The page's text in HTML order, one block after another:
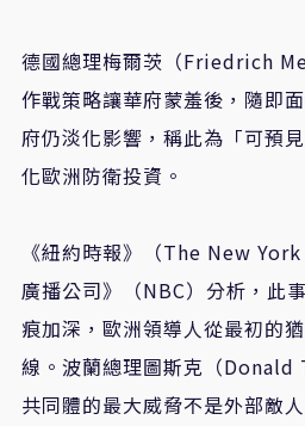
德國總理梅爾茨（Friedrich
作戰策略讓華府蒙羞後，隨即
府仍淡化影響，稱此為「可預
化歐洲防衛投資。
《紐約時報》（The New
廣播公司》（NBC）分析，此
痕加深，歐洲領導人從最初的
線。波蘭總理圖斯克（Donald
共同體的最大威脅不是外部敵